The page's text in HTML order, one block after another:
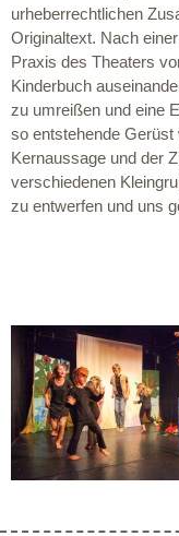
urheberrechtlichen
Originaltext. Nach
Praxis des Theaters
Kinderbuch
zu umreißen und eine
so entstehende
Kernaussage und der
verschiedenen
zu entwerfen und uns